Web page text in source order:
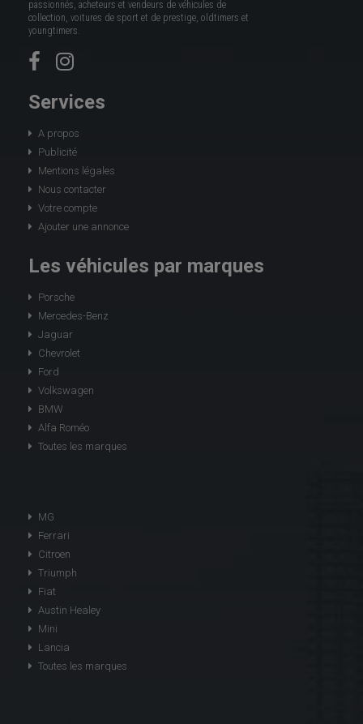
passionnés, acheteurs et vendeurs de véhicules de
collection, voitures de sport et de prestige, oldtimers et
youngtimers.
Services
A propos
Publicité
Mentions légales
Nous contacter
Votre compte
Ajouter une annonce
Les véhicules par marques
Porsche
Mercedes-Benz
Jaguar
Chevrolet
Ford
Volkswagen
BMW
Alfa Roméo
Toutes les marques
MG
Ferrari
Citroen
Triumph
Fiat
Austin Healey
Mini
Lancia
Toutes les marques